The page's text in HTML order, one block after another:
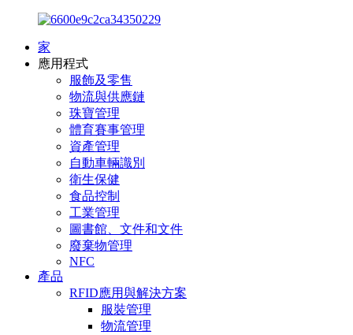
家
應用程式
服飾及零售
物流與供應鏈
珠寶管理
體育賽事管理
資產管理
自動車輛識別
衛生保健
食品控制
工業管理
圖書館、文件和文件
廢棄物管理
NFC
產品
RFID應用與解決方案
服裝管理
物流管理